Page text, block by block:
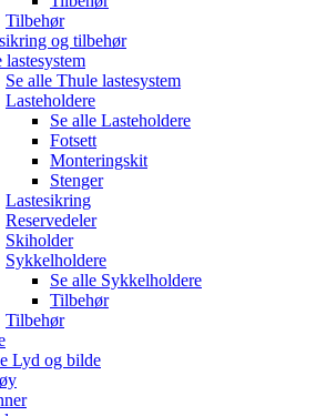
Tilbehør
og tilbehør
lastesystem
Se alle Thule lastesystem
Lasteholdere
Se alle Lasteholdere
Fotsett
Monteringskit
Stenger
Lastesikring
Reservedeler
Skiholder
Sykkelholdere
Se alle Sykkelholdere
Tilbehør
Tilbehør
Lyd og bilde